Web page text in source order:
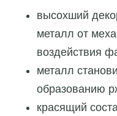
высохший
металл от
воздействия
металл
образованию
красящий